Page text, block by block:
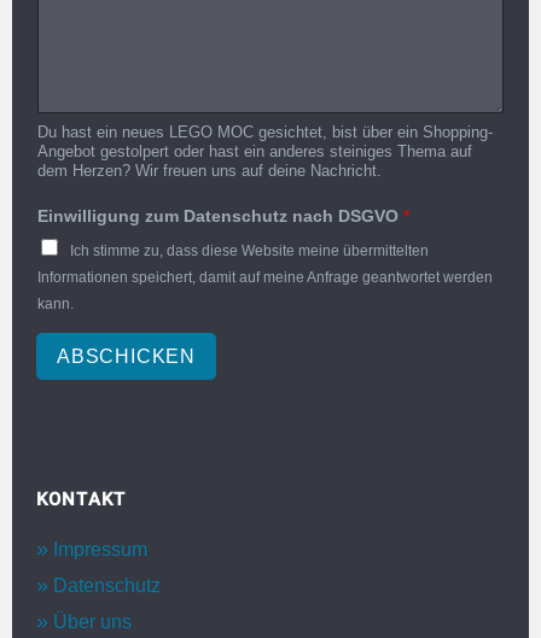
Du hast ein neues LEGO MOC gesichtet, bist über ein Shopping-
Angebot gestolpert oder hast ein anderes steiniges Thema auf
dem Herzen? Wir freuen uns auf deine Nachricht.
Einwilligung zum Datenschutz nach DSGVO *
Ich stimme zu, dass diese Website meine übermittelten
Informationen speichert, damit auf meine Anfrage geantwortet werden
kann.
ABSCHICKEN
KONTAKT
Impressum
Datenschutz
Über uns